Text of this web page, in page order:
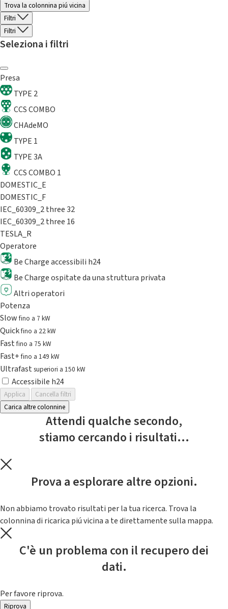
Trova la colonnina piú vicina
Filtri
Filtri
Seleziona i filtri
Presa
TYPE 2
CCS COMBO
CHAdeMO
TYPE 1
TYPE 3A
CCS COMBO 1
DOMESTIC_E
DOMESTIC_F
IEC_60309_2 three 32
IEC_60309_2 three 16
TESLA_R
Operatore
Be Charge accessibili h24
Be Charge ospitate da una struttura privata
Altri operatori
Potenza
Slowfino a 7 kW
Quickfino a 22 kW
Fastfino a 75 kW
Fast+fino a 149 kW
Ultrafast superiori a 150 kW
Accessibile h24
Applica
Cancella filtri
Carica altre colonnine
Attendi qualche secondo,
stiamo cercando i risultati...
Prova a esplorare altre opzioni.
Non abbiamo trovato risultati per la tua ricerca. Trova la
colonnina di ricarica piú vicina a te direttamente sulla mappa.
C'è un problema con il recupero dei
dati.
Per favore riprova.
Riprova